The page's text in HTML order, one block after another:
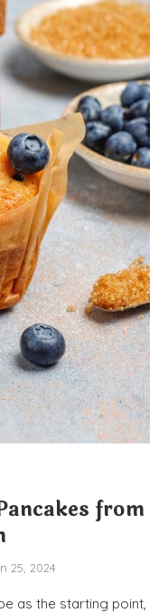
from
25, 2024
as the starting point,